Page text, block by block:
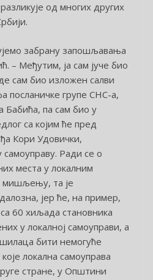
од многих других
забрану запошљавања
– Међутим, ја сам јуче био
сам био изложен салви
посланичке групе СНС-а,
Бабића, па сам био у
са којим ће пред
Кори Удовички,
самоуправу. Ради се о
места у локалним
мишљењу, та је
јер ће, на пример,
60 хиљада становника
у локалној самоуправи, а
бити немогуће
локална самоуправа
стране, у Општини